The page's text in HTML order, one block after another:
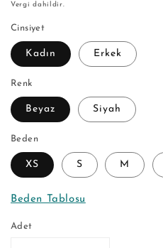
fiyat
Vergi dahildir.
Cinsiyet
Kadın Erkek
Renk
Beyaz Siyah
Beden
XS S M
Beden Tablosu
Adet